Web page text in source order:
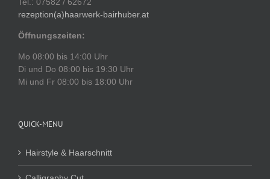
rezeption(a)haarwerk-bairhuber.at
Öffnungszeiten:
Mo 08:00 bis 14:00 Uhr
Di und Do 08:00 bis 19:30 Uhr
Mi und Fr 08:00 bis 18:00 Uhr
QUICK-MENU
Hairstyle & Haarschnitt